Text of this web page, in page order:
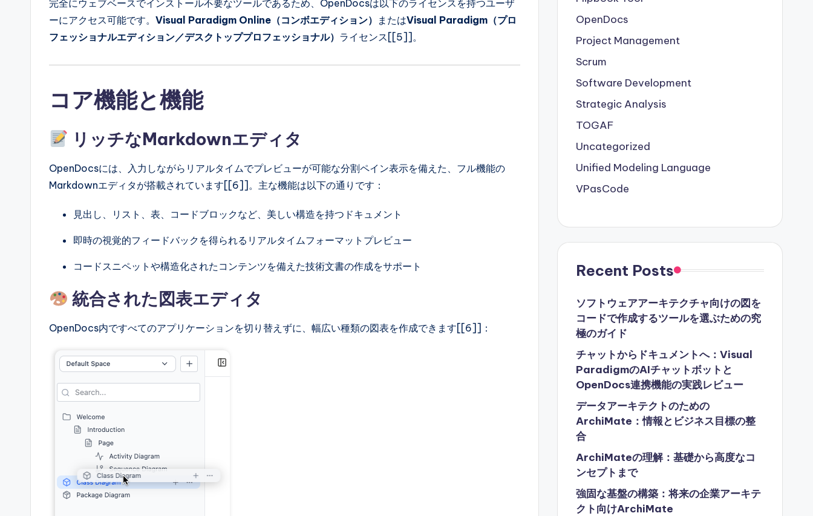
it
si
完全にウェブベースでインストール不要なツールであるため、OpenDocsは以下のライセンスを持つユーザ
ーにアクセス可能です。 Visual Paradigm Online（コンボエディション） またはVisual Paradigm（プロ
フェッショナルエディション／デスクトッププロフェッショナル） ライセンス[[5]]。
コア機能と機能
リッチなMarkdownエディタ
OpenDocsには、入力しながらリアルタイムでプレビューが可能な分割ペイン表示を備えた、フル機能の
Markdownエディタが搭載されています[[6]]。主な機能は以下の通りです：
見出し、リスト、表、コードブロックなど、美しい構造を持つドキュメント
即時の視覚的フィードバックを得られるリアルタイムフォーマットプレビュー
コードスニペットや構造化されたコンテンツを備えた技術文書の作成をサポート
統合された図表エディタ
OpenDocs内ですべてのアプリケーションを切り替えずに、幅広い種類の図表を作成できます[[6]]：
OpenDocs
Project Management
Scrum
Software Development
Strategic Analysis
TOGAF
Uncategorized
Unified Modeling Language
VPasCode
Recent Posts
ソフトウェアアーキテクチャ向けの図を
コードで作成するツールを選ぶための究
極のガイド
チャットからドキュメントへ：Visual
ParadigmのAIチャットボットと
OpenDocs連携機能の実践レビュー
データアーキテクトのための
ArchiMate：情報とビジネス目標の整
合
ArchiMateの理解：基礎から高度なコ
ンセプトまで
強固な基盤の構築：将来の企業アーキテ
クト向けArchiMate